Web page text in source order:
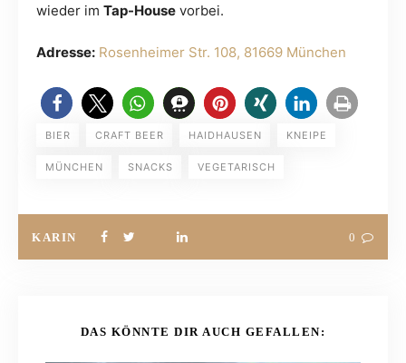
wieder im Tap-House vorbei.
Adresse: Rosenheimer Str. 108, 81669 München
BIER CRAFT BEER HAIDHAUSEN KNEIPE
MÜNCHEN SNACKS VEGETARISCH
KARIN 0
DAS KÖNNTE DIR AUCH GEFALLEN: